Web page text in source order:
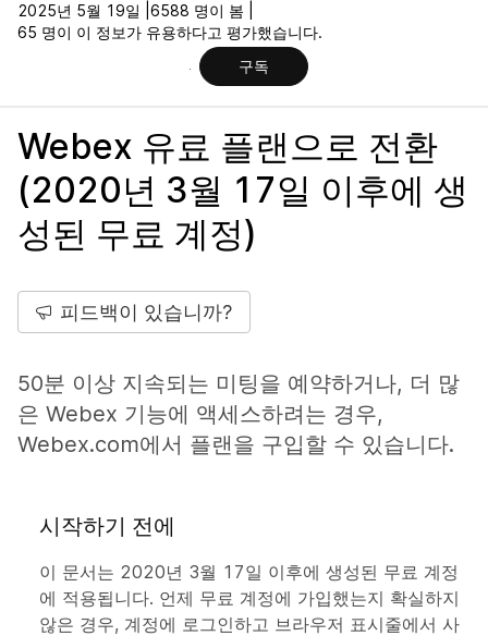
2025년 5월 19일 | 6588 명이 봄 |
65 명이 이 정보가 유용하다고 평가했습니다.
구독
Webex 유료 플랜으로 전환
(2020년 3월 17일 이후에 생
성된 무료 계정)
피드백이 있습니까?
50분 이상 지속되는 미팅을 예약하거나, 더 많
은 Webex 기능에 액세스하려는 경우,
Webex.com에서 플랜을 구입할 수 있습니다.
시작하기 전에
이 문서는 2020년 3월 17일 이후에 생성된 무료 계정
에 적용됩니다. 언제 무료 계정에 가입했는지 확실하지
않은 경우, 계정에 로그인하고 브라우저 표시줄에서 사